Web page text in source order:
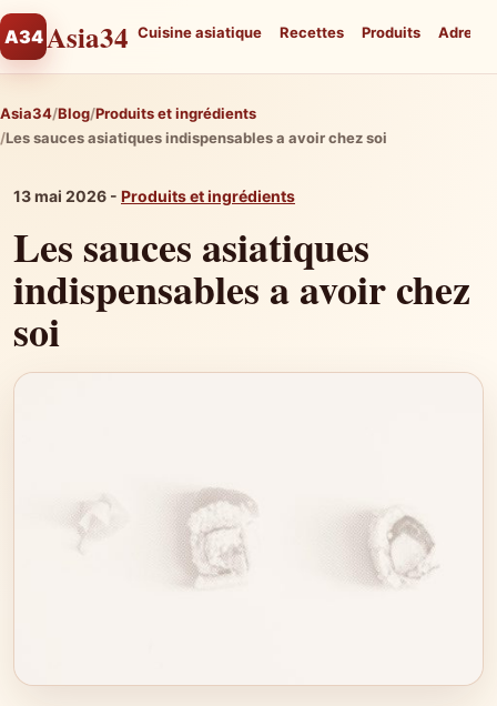
A34Asia34 Cuisine asiatique Recettes Produits
Asia34 Blog Produits et ingrédients
Les sauces asiatiques indispensables a avoir chez soi
13 mai 2026 - Produits et ingrédients
Les sauces asiatiques
indispensables a avoir chez
soi